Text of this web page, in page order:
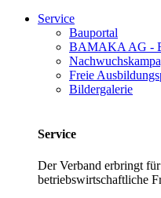
Service
Bauportal
BAMAKA AG -
Freie
Bildergalerie
Service
Der Verband erbringt
betriebswirtschaftliche